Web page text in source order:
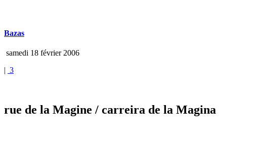
Bazas
samedi 18 février 2006
| 3
rue de la Magine / carreira de la Magina